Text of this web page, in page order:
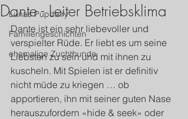
Lunas Pupdairy
Familiengeschichten
ehemalige Zuchthunde
Dante - Leiter Betriebsklima
​Dante ist ein sehr liebevoller und
verspielter Rüde. Er liebt es um seine
Liebsten zu sein und mit ihnen zu
kuscheln. Mit Spielen ist er definitiv
nicht müde zu kriegen … ob
apportieren, ihn mit seiner guten Nase
herauszufordern «hide & seek» oder